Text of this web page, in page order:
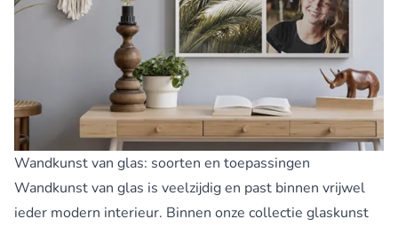
Wandkunst van glas: soorten en toepassingen
Wandkunst van glas is veelzijdig en past binnen vrijwel
ieder modern interieur. Binnen onze collectie glaskunst